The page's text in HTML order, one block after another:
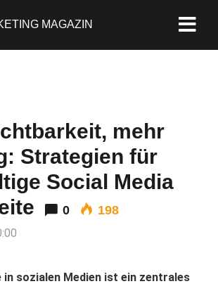
MAGAZIN
mehr
Strategien für
Social Media
0 198
in sozialen Medien ist ein zentrales